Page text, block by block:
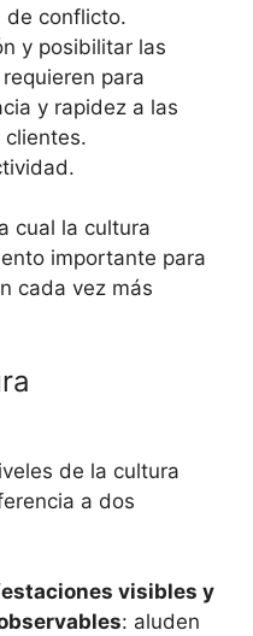
de conflicto.
y posibilitar las
para
y rapidez a las
cual la cultura
importante para
cada vez más
de la cultura
a dos
visibles y
: aluden